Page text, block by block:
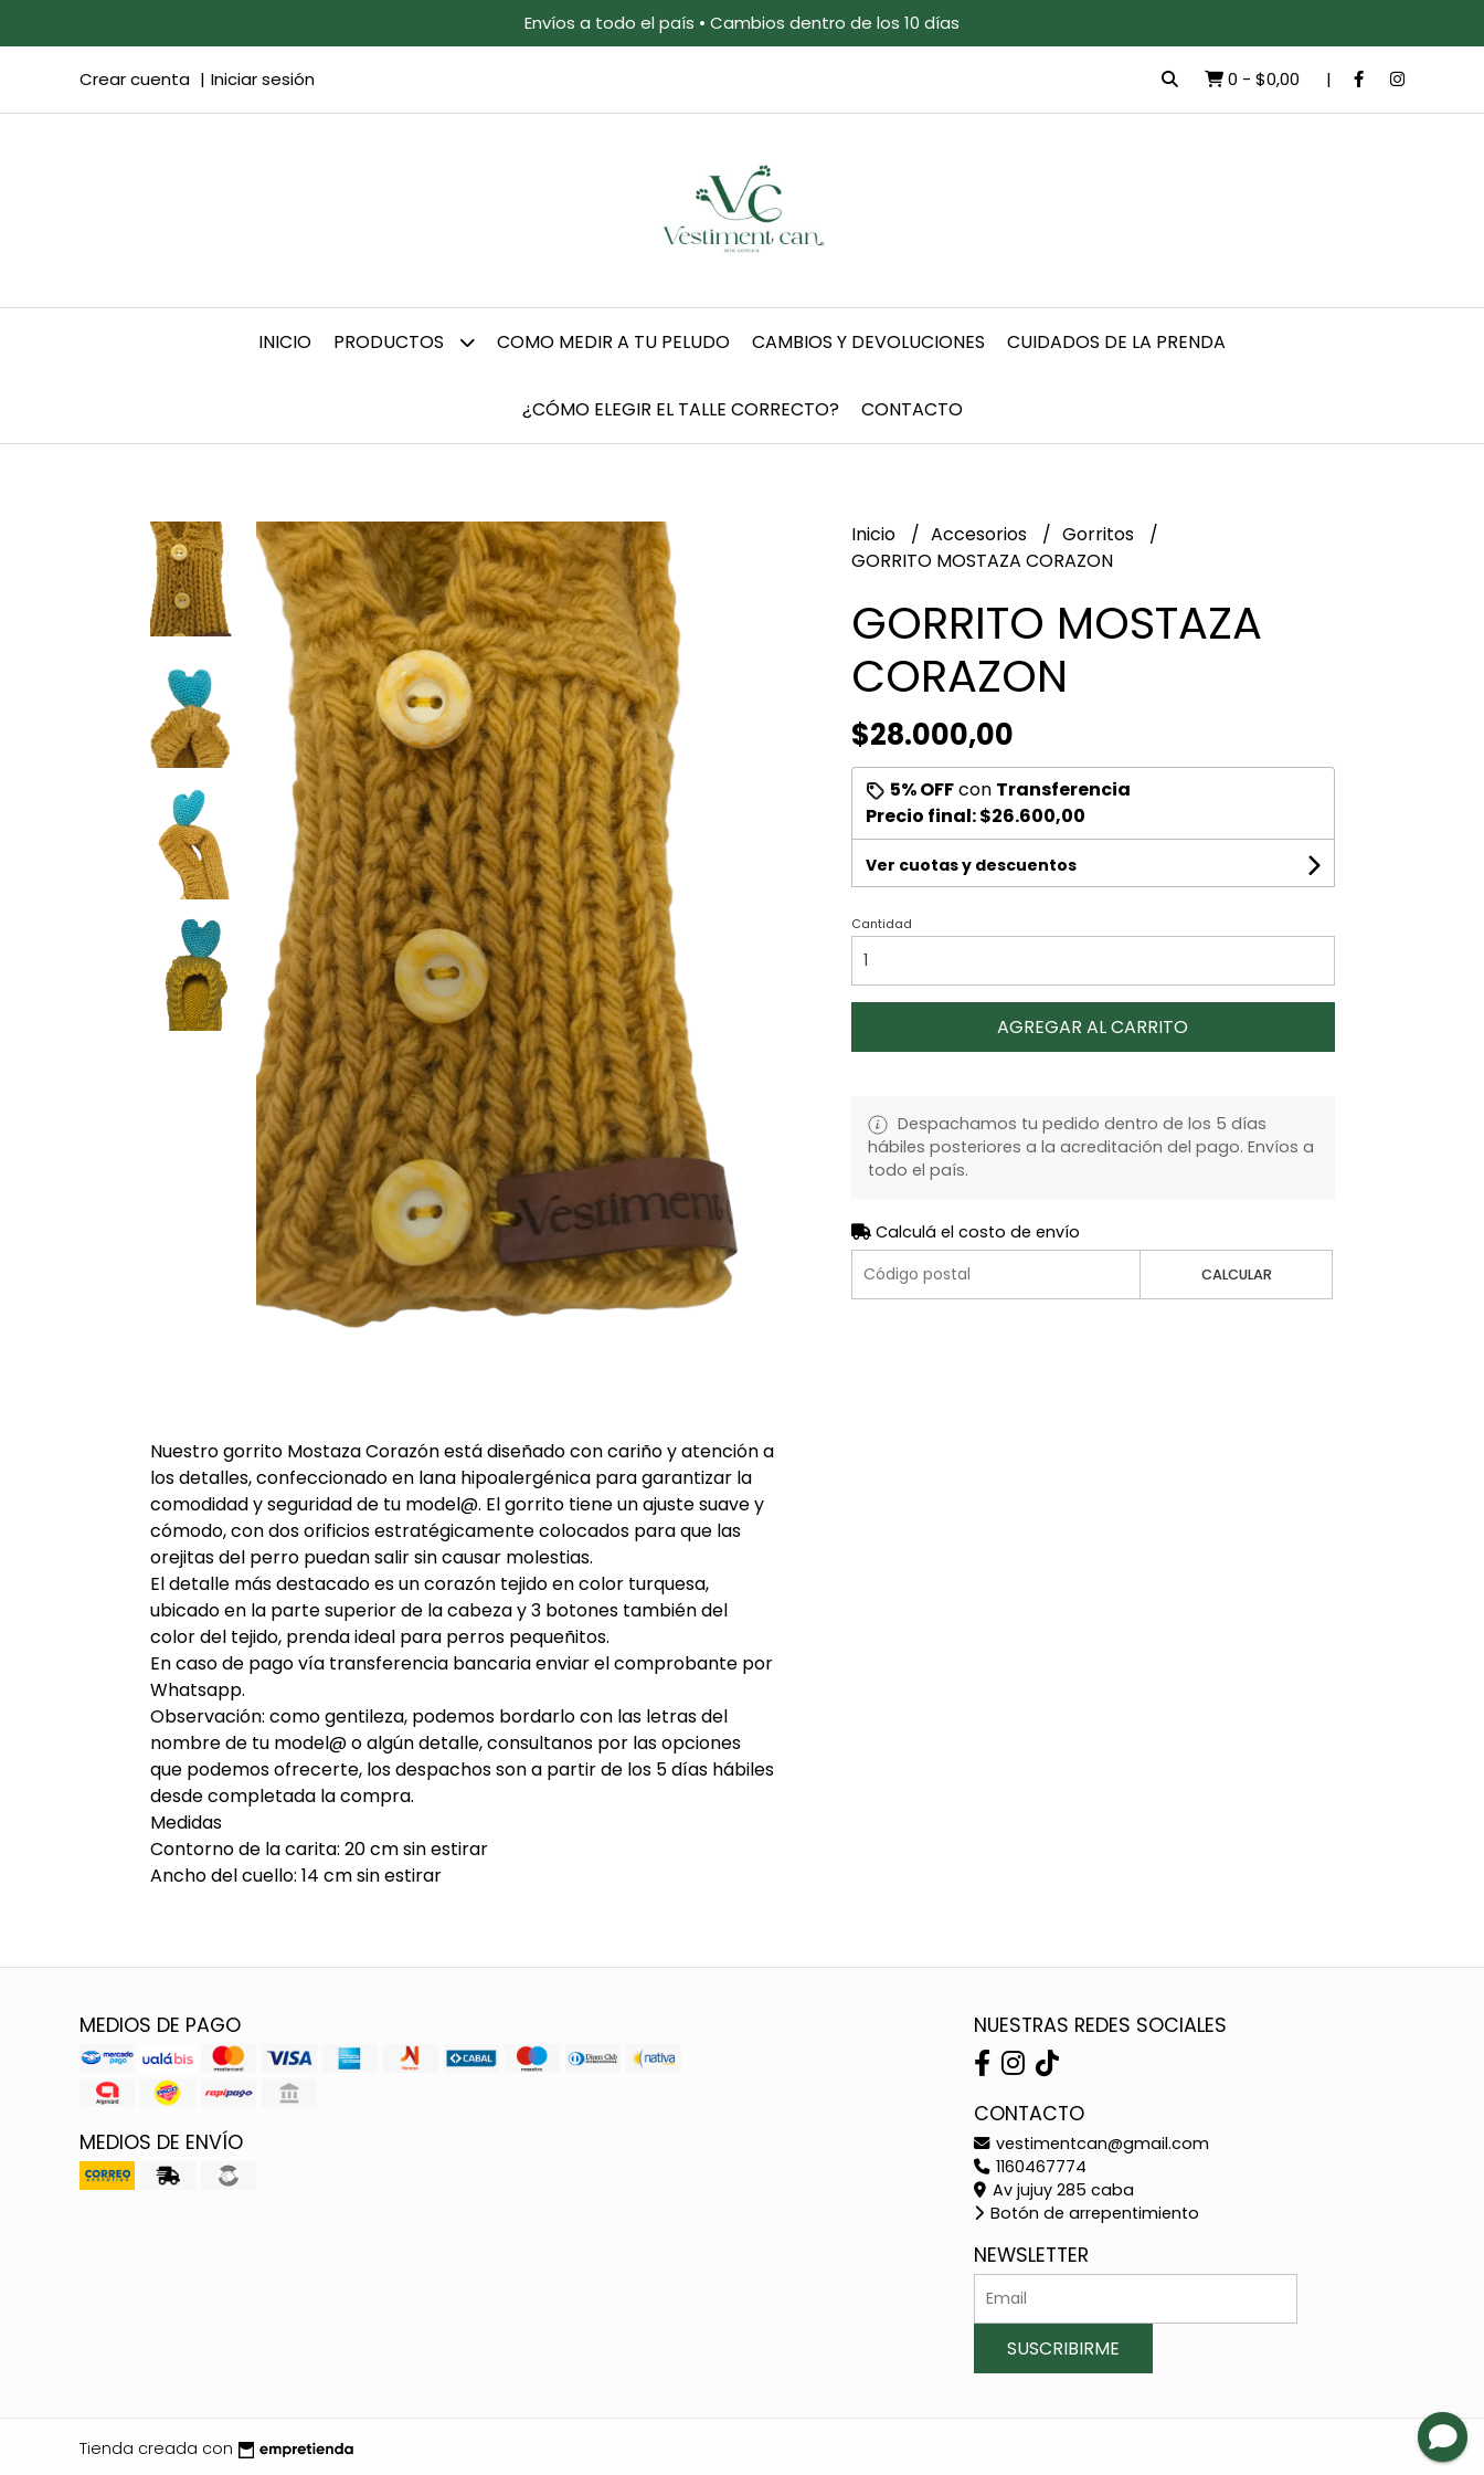
Envíos a todo el país • Cambios dentro de los 10 días
Crear cuenta Iniciar sesión 0 - $0,00
INICIO PRODUCTOS COMO MEDIR A TU PELUDO CAMBIOS Y DEVOLUCIONES CUIDADOS DE LA PRENDA
¿CÓMO ELEGIR EL TALLE CORRECTO? CONTACTO
Nuestro gorrito Mostaza Corazón está diseñado con cariño y atención a
los detalles, confeccionado en lana hipoalergénica para garantizar la
comodidad y seguridad de tu model@. El gorrito tiene un ajuste suave y
cómodo, con dos orificios estratégicamente colocados para que las
orejitas del perro puedan salir sin causar molestias.
El detalle más destacado es un corazón tejido en color turquesa,
ubicado en la parte superior de la cabeza y 3 botones también del
color del tejido, prenda ideal para perros pequeñitos.
En caso de pago vía transferencia bancaria enviar el comprobante por
Whatsapp.
Observación: como gentileza, podemos bordarlo con las letras del
nombre de tu model@ o algún detalle, consultanos por las opciones
que podemos ofrecerte, los despachos son a partir de los 5 días hábiles
desde completada la compra.
Medidas
Contorno de la carita: 20 cm sin estirar
Ancho del cuello: 14 cm sin estirar
Inicio Accesorios
Gorritos
GORRITO MOSTAZA CORAZON
GORRITO MOSTAZA
CORAZON
$28.000,00
5% OFFcon Transferencia
Precio final:$26.600,00
Ver cuotas y descuentos
Cantidad
AGREGAR AL CARRITO
Despachamos tu pedido dentro de los 5 días
hábiles posteriores a la acreditación del pago. Envíos a
todo el país.
Calculá el costo de envío
CALCULAR
MEDIOS DE PAGO
MEDIOS DE ENVÍO
NUESTRAS REDES SOCIALES
CONTACTO
vestimentcan@gmail.com
1160467774
Av jujuy 285 caba
Botón de arrepentimiento
NEWSLETTER
SUSCRIBIRME
Tienda creada con